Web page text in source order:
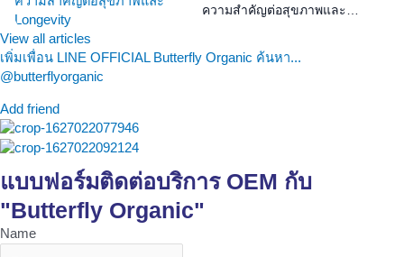
ความสำคัญต่อสุขภาพและ
View all articles
เพิ่มเพื่อน LINE OFFICIAL Butterfly Organic ค้นหา...
@butterflyorganic
Add friend
แบบฟอร์มติดต่อบริการ OEM กับ
"Butterfly Organic"
Name